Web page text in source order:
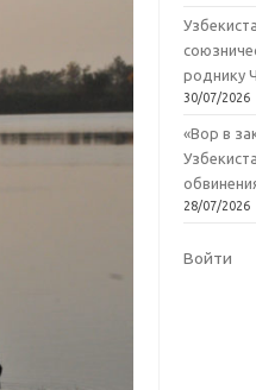
роднику
30/07/2026
«Вор в
28/07/2026
Войти